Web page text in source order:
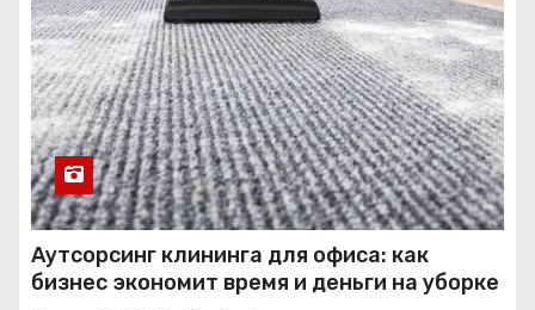
Аутсорсинг клининга для офиса: как
бизнес экономит время и деньги на уборке